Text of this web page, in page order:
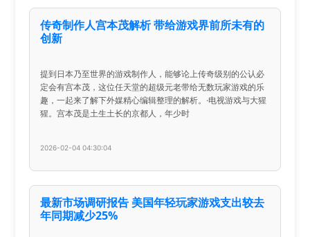
传奇制作人宫本茂解析 带给游戏界前所未有的
创新
提到日本乃至世界的游戏制作人，能够论上传奇级别的公认必
定会有宫本茂，这位任天堂的超级元老带给无数玩家游戏的乐
趣，一起来了解下外媒精心编辑整理的解析。·电视游戏与大猩
猩。宫本茂是土生土长的京都人，年少时
2026-02-04 04:30:04
最新市场调研报告 美国年轻玩家游戏支出较去
年同期减少25%